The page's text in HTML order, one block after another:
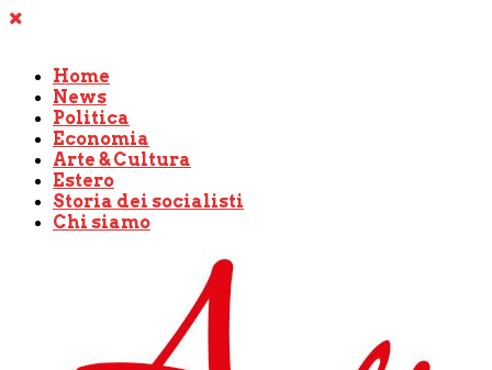
Home
News
Politica
Economia
Arte & Cultura
Estero
Storia dei socialisti
Chi siamo